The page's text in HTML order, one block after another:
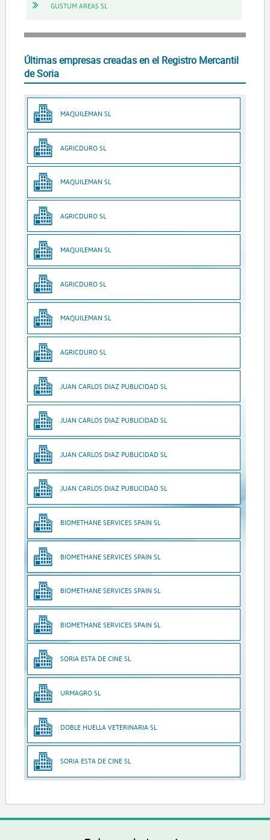
GUSTUM AREAS SL
Últimas empresas creadas en el Registro Mercantil
de Soria
MAQUILEMAN SL
AGRICDURO SL
MAQUILEMAN SL
AGRICDURO SL
MAQUILEMAN SL
AGRICDURO SL
MAQUILEMAN SL
AGRICDURO SL
JUAN CARLOS DIAZ PUBLICIDAD SL
JUAN CARLOS DIAZ PUBLICIDAD SL
JUAN CARLOS DIAZ PUBLICIDAD SL
JUAN CARLOS DIAZ PUBLICIDAD SL
BIOMETHANE SERVICES SPAIN SL
BIOMETHANE SERVICES SPAIN SL
BIOMETHANE SERVICES SPAIN SL
BIOMETHANE SERVICES SPAIN SL
SORIA ESTA DE CINE SL
URMAGRO SL
DOBLE HUELLA VETERINARIA SL
SORIA ESTA DE CINE SL